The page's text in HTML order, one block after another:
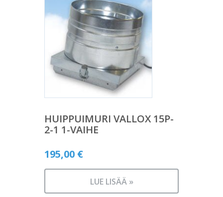
HUIPPUIMURI VALLOX 15P-
2-1 1-VAIHE
195,00 €
LUE LISÄÄ »